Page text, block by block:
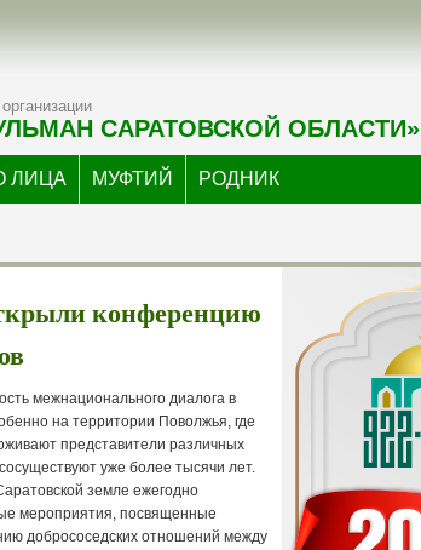
САРАТОВСКОЙ ОБЛАСТИ»
ЛИЦА МУФТИЙ РОДНИК
конференцию
межнационального диалога в
на территории Поволжья, где
представители различных
уже более тысячи лет.
земле ежегодно
мероприятия, посвященные
добрососедских отношений между